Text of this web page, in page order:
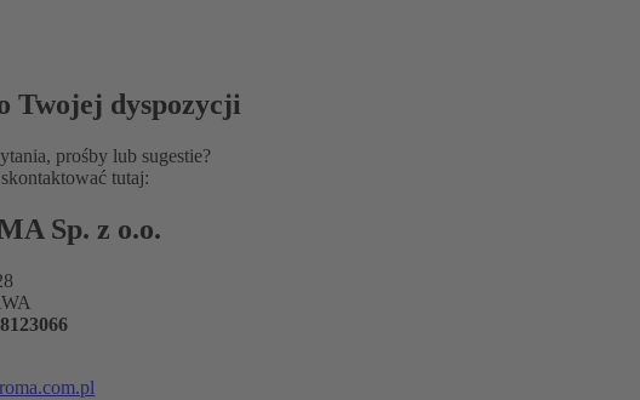
Twojej dyspozycji
prośby lub sugestie?
tutaj:
Sp. z o.o.